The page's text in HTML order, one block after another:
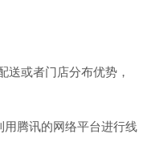
或者门店分布优势，
腾讯的网络平台进行线